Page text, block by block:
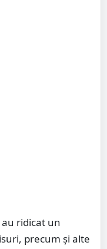
ridicat un
precum și alte